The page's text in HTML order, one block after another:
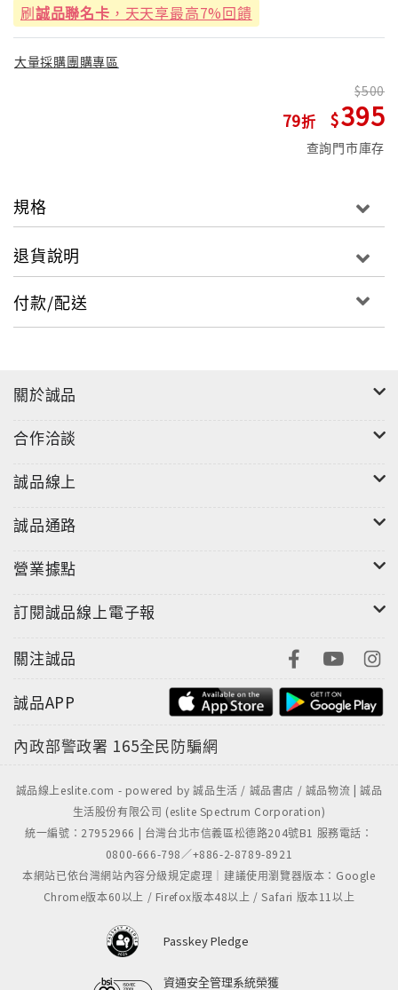
刷誠品聯名卡 ，天天享最高7%回饋
大量採購團購專區
79
500
395
查詢門市庫存
規格
退貨說明
付款/配送
關於誠品
合作洽談
誠品線上
誠品通路
營業據點
訂閱誠品線上電子報
關注誠品
誠品APP
內政部警政署 165全民防騙網
誠品線上eslite.com - powered by 誠品生活 / 誠品書店 / 誠品物流 | 誠品
生活股份有限公司 (eslite Spectrum Corporation)
統一編號：27952966 | 台灣台北市信義區松德路204號B1 服務電話：
0800-666-798／+886-2-8789-8921
本網站已依台灣網站內容分級規定處理｜建議使用瀏覽器版本：Google
Chrome版本60以上 / Firefox版本48以上 / Safari 版本11以上
Passkey Pledge
資通安全管理系統榮獲